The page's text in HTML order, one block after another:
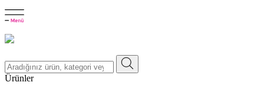
Ürünler